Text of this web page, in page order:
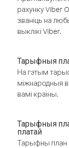
рахунку Viber
званіць на
выклікі Viber.
Тарыфныя
На гэтым
міжнародныя
вамі краіны.
Тарыфныя
платай
Тарыфны план